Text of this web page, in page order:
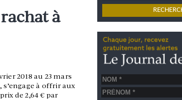
à
2018 au 23 mars
à offrir aux
de 2,64 € par